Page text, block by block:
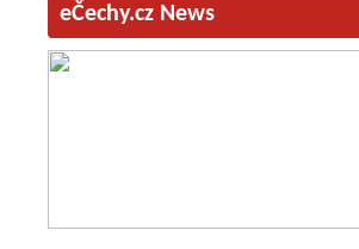
eČechy.cz News